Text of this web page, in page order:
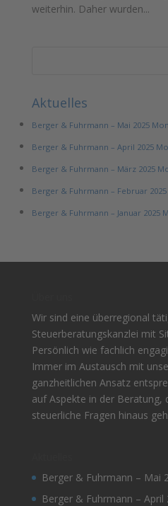
weiterhin. Daher wurden...
Aktuelles
Berger & Fuhrmann – Mai 2025
Berger & Fuhrmann – April 2025
Berger & Fuhrmann – März 2025
Berger & Fuhrmann – Februar
Berger & Fuhrmann – Januar 2025
Wir sind eine überregional
Steuerberatungskanzlei mit
Persönlich wie fachlich
Immer im Austausch mit
ganzheitlichen Ansatz
auf Aspekte in der Beratung,
steuerliche Fragen hinaus
Berger & Fuhrmann – Mai
Berger & Fuhrmann –